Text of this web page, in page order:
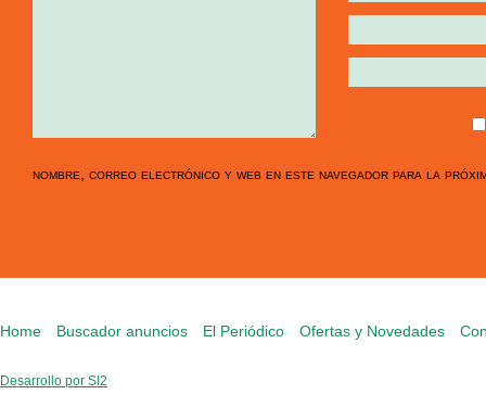
nombre, correo electrónico y web en este navegador para la
Home Buscador anuncios El Periódico Ofertas y Novedades
Desarrollo por SI2